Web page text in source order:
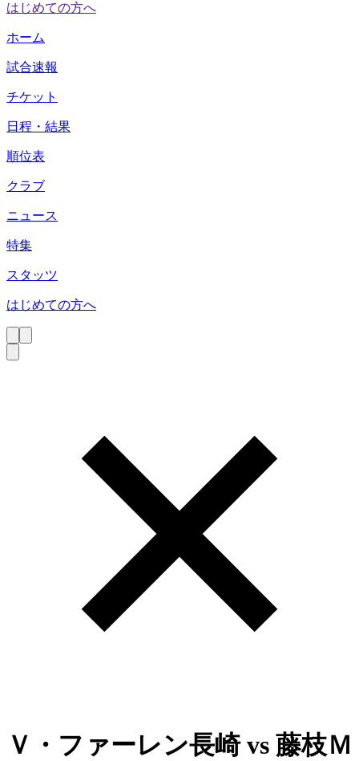
はじめての方へ
ホーム
試合速報
チケット
日程・結果
順位表
クラブ
ニュース
特集
スタッツ
はじめての方へ
Ｖ・ファーレン長崎vs 藤枝Ｍ